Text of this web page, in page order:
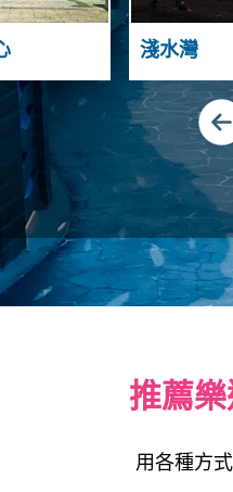
T
N
D
N
N
淺水灣
推薦
用各種方